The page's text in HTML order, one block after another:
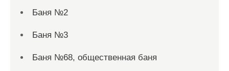
Баня №2
Баня №3
Баня №68, общественная баня